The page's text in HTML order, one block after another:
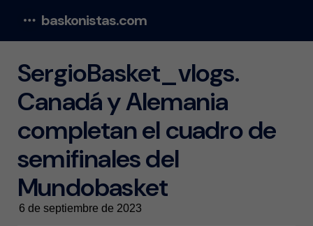
baskonistas.com
SergioBasket_vlogs.
Canadá y Alemania
completan el cuadro de
semifinales del
Mundobasket
6 de septiembre de 2023